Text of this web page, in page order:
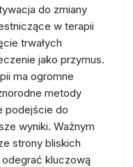
do zmiany
w terapii
trwałych
jako przymus.
ma ogromne
metody
podejście do
wyniki. Ważnym
strony bliskich
kluczową